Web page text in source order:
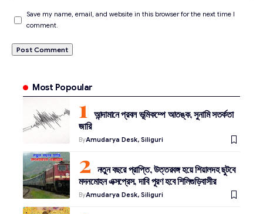
Save my name, email, and website in this browser for the next time I
comment.
Most Popoular
আন্দামানে প্রবল ভূমিকম্পে আতঙ্ক, সুনামি সতর্কতা
জারি
ByAmudarya Desk, Siliguri
নতুন বছরে প্রাপ্তি, উত্তরবঙ্গ হয়ে শিয়ালদহ ছুটবে
মদনমোহন এক্সপ্রেস, দাবি পূরণ হবে শিলিগুড়িবাসীর
ByAmudarya Desk, Siliguri